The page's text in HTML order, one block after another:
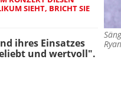
SIEHT, BRICHT SIE
ihres Einsatzes
und wertvoll".